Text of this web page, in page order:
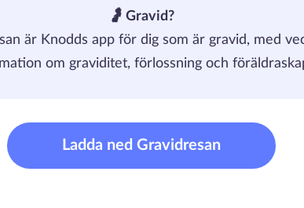
🤰 Gravid?
är Knodds app för dig som är gravid, med
om graviditet, förlossning och
Ladda ned Gravidresan